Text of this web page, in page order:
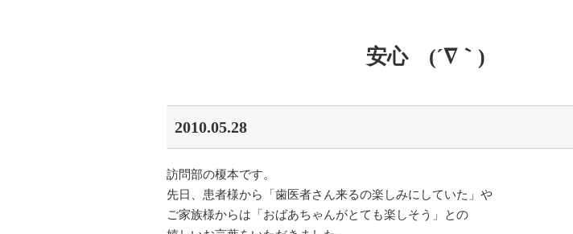
安心 (´∇｀)
2010.05.28
訪問部の榎本です。
先日、患者様から「歯医者さん来るの楽しみにしていた」や
ご家族様からは「おばあちゃんがとても楽しそう」との